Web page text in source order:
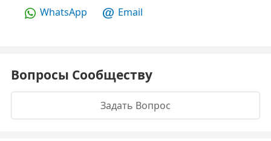
WhatsApp Email
Вопросы Сообществу
Задать Вопрос